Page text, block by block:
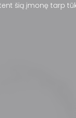
šią įmonę tarp